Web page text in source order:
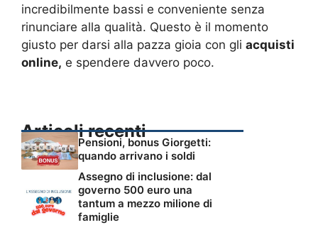
incredibilmente bassi e conveniente senza
rinunciare alla qualità. Questo è il momento
giusto per darsi alla pazza gioia con gli acquisti
online, e spendere davvero poco.
Articoli recenti
Pensioni, bonus Giorgetti:
quando arrivano i soldi
Assegno di inclusione: dal
governo 500 euro una
tantum a mezzo milione di
famiglie